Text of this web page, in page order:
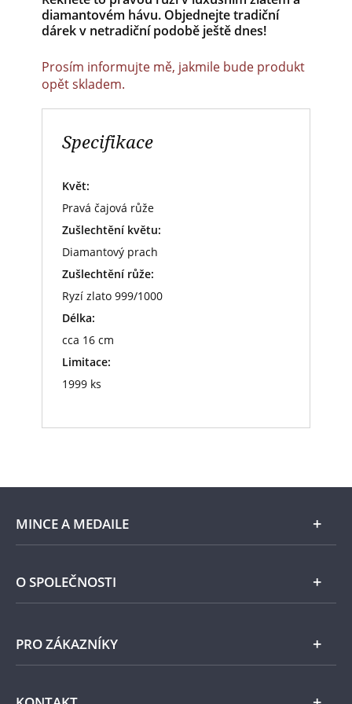
diamantovém hávu. Objednejte tradiční
dárek v netradiční podobě ještě dnes!
Prosím informujte mě, jakmile bude produkt
opět skladem.
Specifikace
Květ:
Pravá čajová růže
Zušlechtění květu:
Diamantový prach
Zušlechtění růže:
Ryzí zlato 999/1000
Délka:
cca 16 cm
Limitace:
1999 ks
MINCE A MEDAILE
E-shop
Stříbro
O SPOLEČNOSTI
PRO ZÁKAZNÍKY
Všeobecné obchodní podmínky